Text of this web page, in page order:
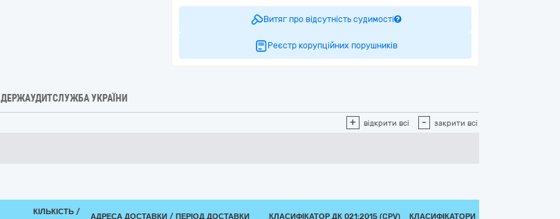
Витяг про відсутність судимості
Реєстр корупційних порушників
ДЕРЖАУДИТСЛУЖБА УКРАЇНИ
+ відкрити всі - закрити всі
КІЛЬКІСТЬ /
АДРЕСА ДОСТАВКИ / ПЕРІОД ДОСТАВКИ КЛАСИФІКАТОР ДК 021:2015 (CPV) КЛАСИФІКАТОРИ